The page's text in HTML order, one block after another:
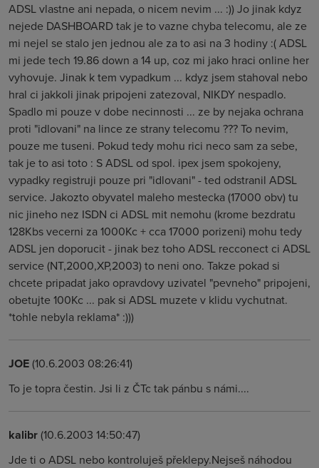
ADSL vlastne ani nepada, o nicem nevim ... :)) Jo jinak kdyz
nejede DASHBOARD tak je to vazne chyba telecomu, ale ze
mi nejel se stalo jen jednou ale za to asi na 3 hodiny :( ADSL
mi jede tech 19.86 down a 14 up, coz mi jako hraci online her
vyhovuje. Jinak k tem vypadkum ... kdyz jsem stahoval nebo
hral ci jakkoli jinak pripojeni zatezoval, NIKDY nespadlo.
Spadlo mi pouze v dobe necinnosti ... ze by nejaka ochrana
proti "idlovani" na lince ze strany telecomu ??? To nevim,
pouze me tuseni. Pokud tedy mohu rici neco sam za sebe,
tak je to asi toto : S ADSL od spol. ipex jsem spokojeny,
vypadky registruji pouze pri "idlovani" - ted odstranil ADSL
service. Jakozto obyvatel maleho mestecka (17000 obv) tu
nic jineho nez ISDN ci ADSL mit nemohu (krome bezdratu
128Kbs vecerni za 1000Kc + cca 17000 porizeni) mohu tedy
ADSL jen doporucit - jinak bez toho ADSL recconect ci ADSL
service (NT,2000,XP,2003) to neni ono. Takze pokad si
chcete pripadat jako opravdovy uzivatel "pevneho" pripojeni,
obetujte 100Kc ... pak si ADSL muzete v klidu vychutnat.
*tohle nebyla reklama* :)))
JOE(10.6.2003 08:26:41)
To je topra čestin. Jsi li z ČTc tak pánbu s námi....
kalibr(10.6.2003 14:50:47)
Jde ti o ADSL nebo kontroluješ překlepy.Nejseš náhodou